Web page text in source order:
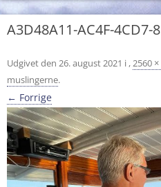
A3D48A11-AC4F-4CD7-
Udgivet den 26. august 2021 i ,2560
muslingerne.
← Forrige